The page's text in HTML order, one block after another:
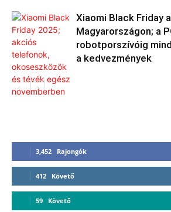
Xiaomi Black Friday
Magyarországon; a
robotporszívóig
a kedvezmények
3,452 Rajongók
412 Követő
59 Követő